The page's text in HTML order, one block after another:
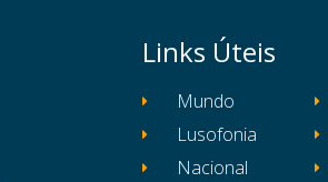
Links Úteis
Mundo
Lusofonia
Nacional